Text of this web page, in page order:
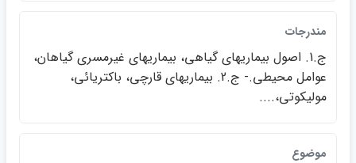
مندرجات
ج.1. اصول بيماريهاي گياهي، بيماريهاي غيرمسري گياهان،
عوامل محيطي.- ج.2. بيماريهاي قارچي، باكتريائي،
موليكوتي،....
موضوع